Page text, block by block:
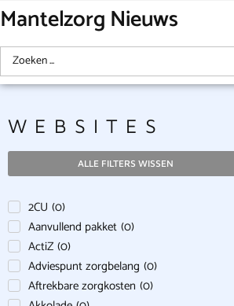
Mantelzorg Nieuws
WEBSITES
ALLE FILTERS WISSEN
2CU (0)
Aanvullend pakket (0)
ActiZ (0)
Adviespunt zorgbelang (0)
Aftrekbare zorgkosten (0)